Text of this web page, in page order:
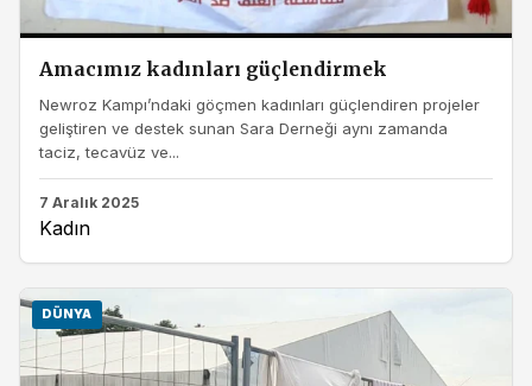
Amacımız kadınları güçlendirmek
Newroz Kampı’ndaki göçmen kadınları güçlendiren projeler
geliştiren ve destek sunan Sara Derneği aynı zamanda
taciz, tecavüz ve...
7 Aralık 2025
Kadın
DÜNYA